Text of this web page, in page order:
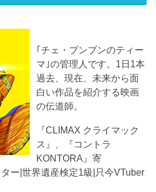
｢チェ・ブンブンのティー
マ｣の管理人です。1日1本
過去、現在、未来から面
白い作品を紹介する映画
の伝道師。
『CLIMAX クライマック
ス』、『コントラ
KONTORA』寄
ー|世界遺産検定1級|只今VTuber